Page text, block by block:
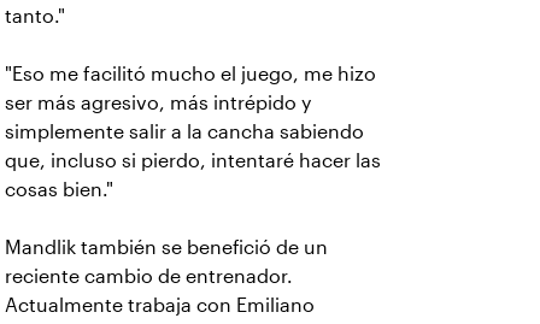
tanto."
"Eso me facilitó mucho el juego, me hizo
ser más agresivo, más intrépido y
simplemente salir a la cancha sabiendo
que, incluso si pierdo, intentaré hacer las
cosas bien."
Mandlik también se benefició de un
reciente cambio de entrenador.
Actualmente trabaja con Emiliano